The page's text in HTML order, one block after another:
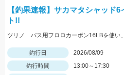
【釣果速報】サカマタシャッド
ト!!
釣行日
2026/08/09
釣行時間
13:00～17:30